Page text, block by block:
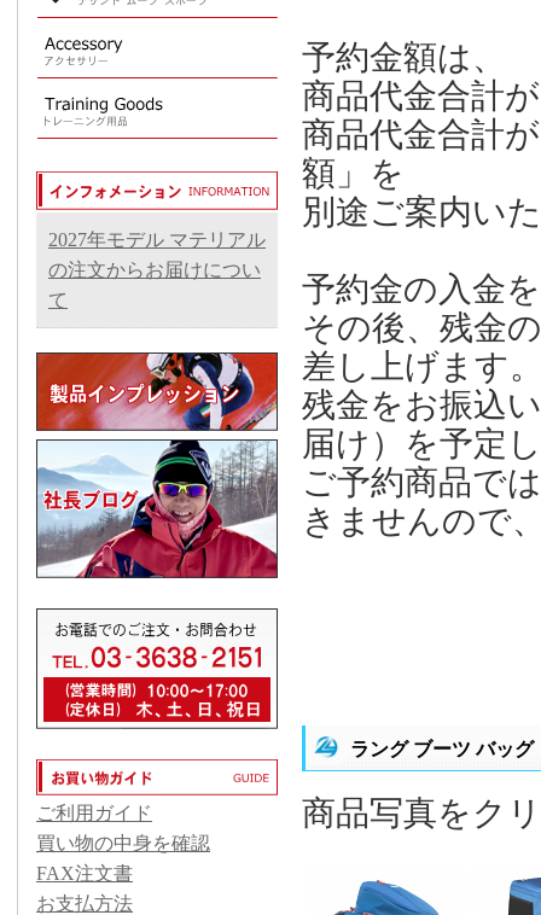
予約金額は、
商品代金合計
商品代金合計
額」を
別途ご案内い
予約金の入金
その後、残金
差し上げます
残金をお振込
届け）を予定
ご予約商品で
きませんので
ラング ブーツ バッ
商品写真をク
2027年モデル マテリアル
の注文からお届けについ
て
ご利用ガイド
買い物の中身を確認
FAX注文書
お支払方法